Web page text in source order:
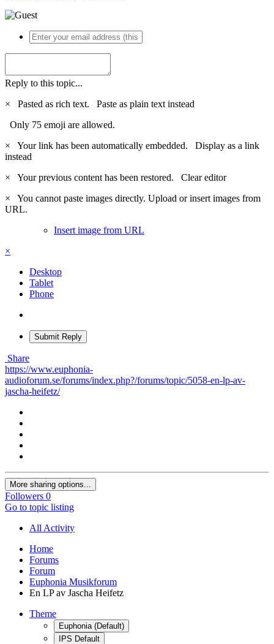
Reply to this topic...
×
Pasted as rich text. Paste as plain text instead
Only 75 emoji are allowed.
×
Your link has been automatically embedded. Display as a link
instead
×
Your previous content has been restored. Clear editor
×
You cannot paste images directly. Upload or insert images from
URL.
Insert image from URL
×
Desktop
Tablet
Phone
Submit Reply
Share
https://www.euphonia-
audioforum.se/forums/index.php?/forums/topic/5058-en-lp-av-
jascha-heifetz/
More sharing options...
Followers 0
Go to topic listing
All Activity
Home
Forums
Forum
Euphonia Musikforum
En LP av Jascha Heifetz
Theme
Euphonia (Default)
IPS Default